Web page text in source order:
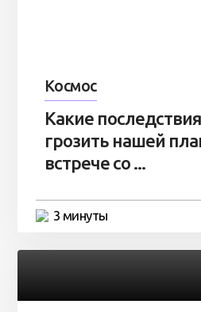
Космос
Какие
грозить нашей
встрече со ...
3 минуты